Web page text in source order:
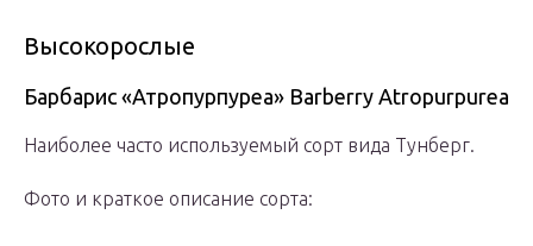
Высокорослые
Барбарис «Атропурпуреа» Barberry Atropurpurea
Наиболее часто используемый сорт вида Тунберг.
Фото и краткое описание сорта: